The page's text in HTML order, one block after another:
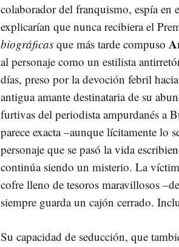
colaborador del franquismo, espía en
explicarían que nunca recibiera el
biográficas que más tarde compuso
al personaje como un estilista
días, preso por la devoción febril
antigua amante destinataria de su
furtivas del periodista ampurdanés a
parece exacta –aunque lícitamente lo
personaje que se pasó la vida
continúa siendo un misterio. La
cofre lleno de tesoros maravillosos
siempre guarda un cajón cerrado.
Su capacidad de seducción, que